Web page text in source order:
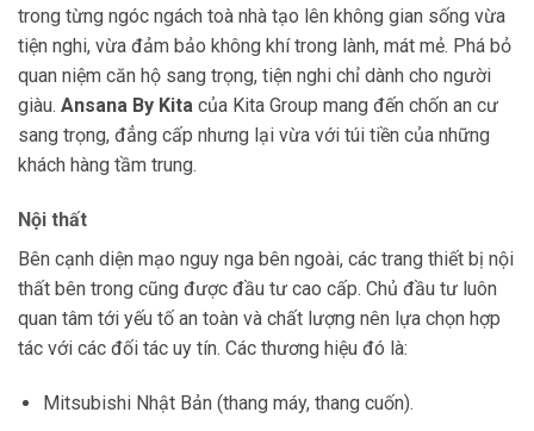
trong từng ngóc ngách toà nhà tạo lên không gian sống vừa
tiện nghi, vừa đảm bảo không khí trong lành, mát mẻ. Phá bỏ
quan niệm căn hộ sang trọng, tiện nghi chỉ dành cho người
giàu. Ansana By Kita của Kita Group mang đến chốn an cư
sang trọng, đẳng cấp nhưng lại vừa với túi tiền của những
khách hàng tầm trung.
Nội thất
Bên cạnh diện mạo nguy nga bên ngoài, các trang thiết bị nội
thất bên trong cũng được đầu tư cao cấp. Chủ đầu tư luôn
quan tâm tới yếu tố an toàn và chất lượng nên lựa chọn hợp
tác với các đối tác uy tín. Các thương hiệu đó là:
Mitsubishi Nhật Bản (thang máy, thang cuốn).